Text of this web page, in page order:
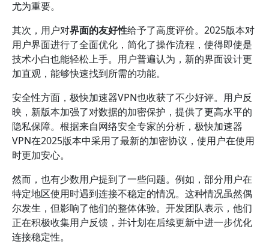
尤为重要。
其次，用户对界面的友好性给予了高度评价。2025版本对
用户界面进行了全面优化，简化了操作流程，使得即使是
技术小白也能轻松上手。用户普遍认为，新的界面设计更
加直观，能够快速找到所需的功能。
安全性方面，极快加速器VPN也收获了不少好评。用户反
映，新版本加强了对数据的加密保护，提供了更高水平的
隐私保障。根据来自网络安全专家的分析，极快加速器
VPN在2025版本中采用了最新的加密协议，使用户在使用
时更加安心。
然而，也有少数用户提到了一些问题。例如，部分用户在
特定地区使用时遇到连接不稳定的情况。这种情况虽然偶
尔发生，但影响了他们的整体体验。开发团队表示，他们
正在积极收集用户反馈，并计划在后续更新中进一步优化
连接稳定性。